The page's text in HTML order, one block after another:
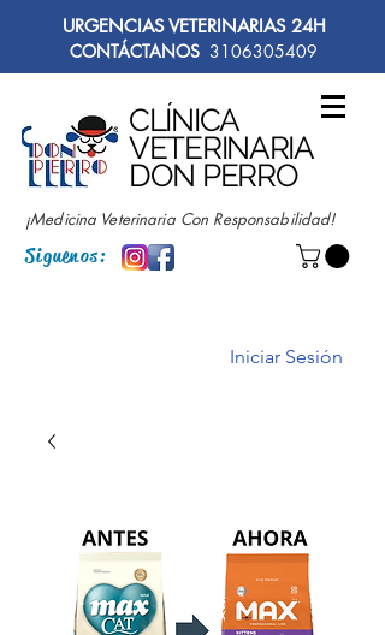
URGENCIAS VETERINARIAS 24H
CONTÁCTANOS 3106305409
CLÍNICA
VETERINARIA
DON PERRO
¡Medicina Veterinaria Con Responsabilidad!
Siguenos:
Iniciar Sesión